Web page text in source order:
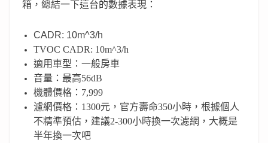
箱，總結一下這台的數據表現：
CADR: 10m^3/h
TVOC CADR: 10m^3/h
適用車型：一般房車
音量：最高56dB
機體價格：7,999
濾網價格：1300元，官方壽命350小時，根據個人
不精準預估，建議2-300小時換一次濾網，大概是
半年換一次吧